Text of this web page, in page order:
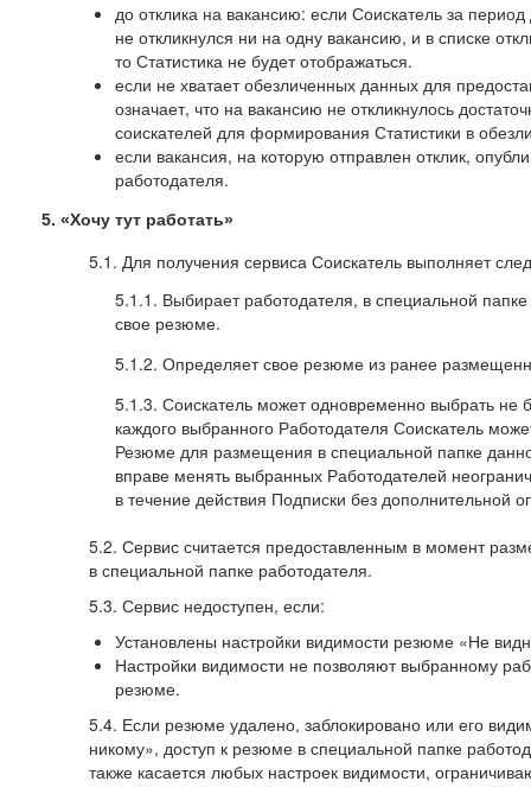
до отклика на вакансию: если Соискатель за период
не откликнулся ни на одну вакансию, и в списке
то Статистика не будет отображаться.
если не хватает обезличенных данных для
означает, что на вакансию не откликнулось
соискателей для формирования Статистики в
если вакансия, на которую отправлен отклик,
работодателя.
5. «Хочу тут работать»
5.1. Для получения сервиса Соискатель выполняет
5.1.1. Выбирает работодателя, в специальной папке
свое резюме.
5.1.2. Определяет свое резюме из ранее
5.1.3. Соискатель может одновременно выбрать не
каждого выбранного Работодателя Соискатель
Резюме для размещения в специальной папке
вправе менять выбранных Работодателей
в течение действия Подписки без дополнительной
5.2. Сервис считается предоставленным в момент
в специальной папке работодателя.
5.3. Сервис недоступен, если:
Установлены настройки видимости резюме «Не
Настройки видимости не позволяют выбранному
резюме.
5.4. Если резюме удалено, заблокировано или его
никому», доступ к резюме в специальной папке
также касается любых настроек видимости,